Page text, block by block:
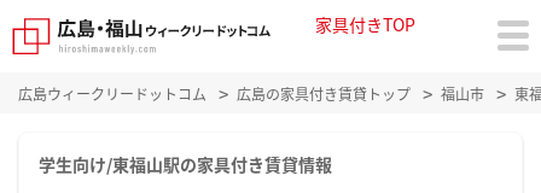
家具付きTOP
広島ウィークリードットコム 広島の家具付き賃貸トップ 福山市 東
学生向け/東福山駅の家具付き賃貸情報